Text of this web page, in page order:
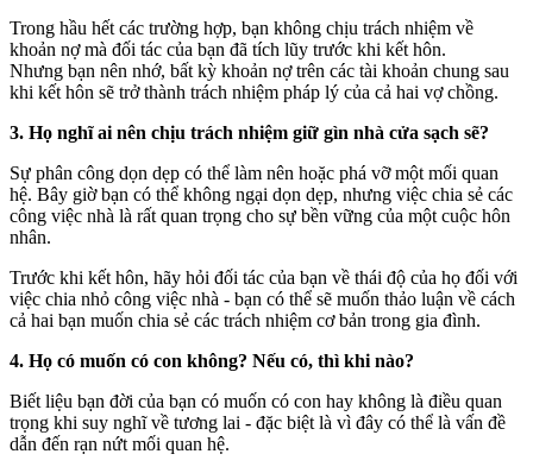
Trong hầu hết các trường hợp, bạn không chịu trách nhiệm về
khoản nợ mà đối tác của bạn đã tích lũy trước khi kết hôn.
Nhưng bạn nên nhớ, bất kỳ khoản nợ trên các tài khoản chung sau
khi kết hôn sẽ trở thành trách nhiệm pháp lý của cả hai vợ chồng.
3. Họ nghĩ ai nên chịu trách nhiệm giữ gìn nhà cửa sạch sẽ?
Sự phân công dọn dẹp có thể làm nên hoặc phá vỡ một mối quan
hệ. Bây giờ bạn có thể không ngại dọn dẹp, nhưng việc chia sẻ các
công việc nhà là rất quan trọng cho sự bền vững của một cuộc hôn
nhân.
Trước khi kết hôn, hãy hỏi đối tác của bạn về thái độ của họ đối với
việc chia nhỏ công việc nhà - bạn có thể sẽ muốn thảo luận về cách
cả hai bạn muốn chia sẻ các trách nhiệm cơ bản trong gia đình.
4. Họ có muốn có con không? Nếu có, thì khi nào?
Biết liệu bạn đời của bạn có muốn có con hay không là điều quan
trọng khi suy nghĩ về tương lai - đặc biệt là vì đây có thể là vấn đề
dẫn đến rạn nứt mối quan hệ.